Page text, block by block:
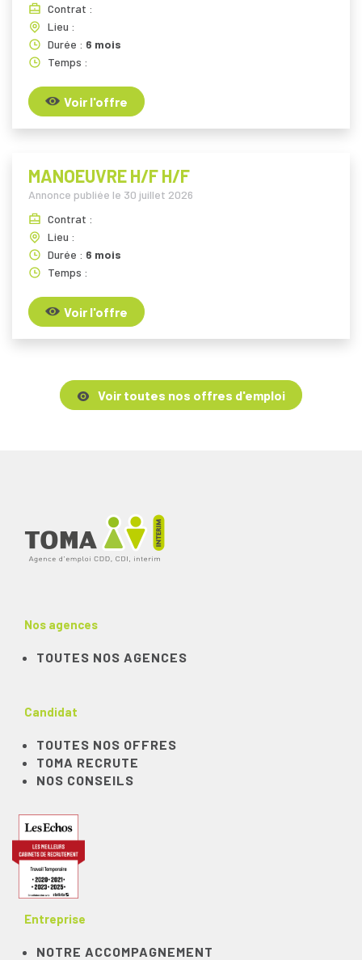
Contrat :
Lieu :
Durée : 6 mois
Temps :
Voir l'offre
MANOEUVRE H/F H/F
Annonce publiée le 30 juillet 2026
Contrat :
Lieu :
Durée : 6 mois
Temps :
Voir l'offre
Voir toutes nos offres d'emploi
Nos agences
TOUTES NOS AGENCES
Candidat
TOUTES NOS OFFRES
TOMA RECRUTE
NOS CONSEILS
Entreprise
NOTRE ACCOMPAGNEMENT